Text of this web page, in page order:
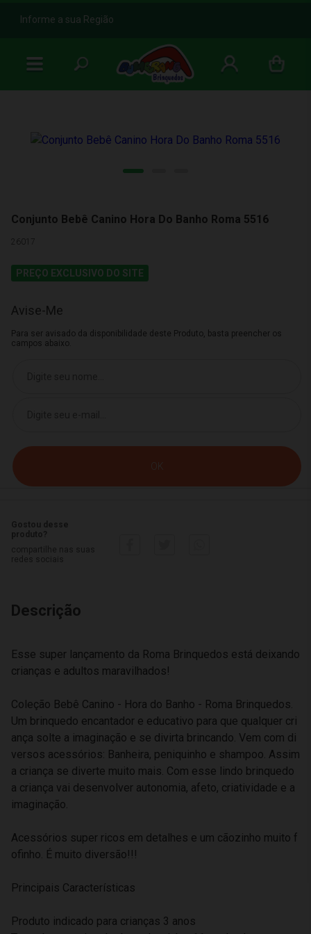
b
Informe a sua Região
Conjunto Bebê Canino Hora Do Banho Roma 5516
26017
PREÇO EXCLUSIVO DO SITE
Avise-Me
Para ser avisado da disponibilidade deste Produto, basta preencher os
campos abaixo.
Descrição
Esse super lançamento da Roma Brinquedos está deixando
crianças e adultos maravilhados!
Coleção Bebê Canino - Hora do Banho - Roma Brinquedos.
Um brinquedo encantador e educativo para que qualquer cri
ança solte a imaginação e se divirta brincando. Vem com di
versos acessórios: Banheira, peniquinho e shampoo. Assim
a criança se diverte muito mais. Com esse lindo brinquedo
a criança vai desenvolver autonomia, afeto, criatividade e a
imaginação.
Acessórios super ricos em detalhes e um cãozinho muito f
ofinho. É muito diversão!!!
Principais Características
Produto indicado para crianças 3 anos